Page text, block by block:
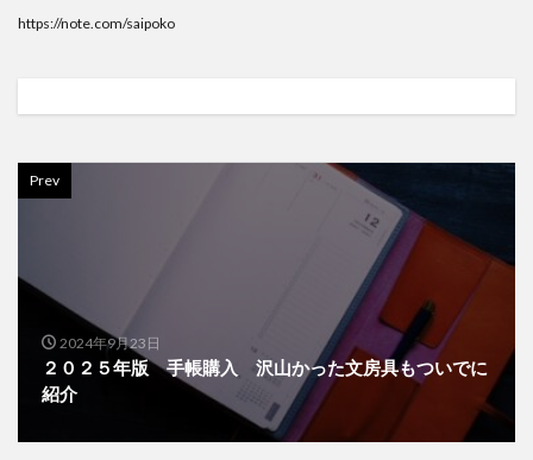
https://note.com/saipoko
Prev
2024年9月23日
２０２５年版 手帳購入 沢山かった文房具もついでに
紹介